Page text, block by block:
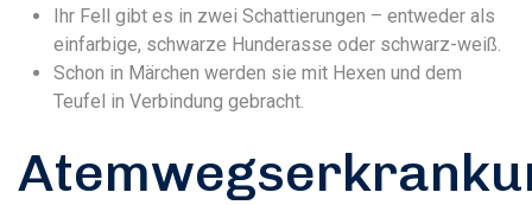
Ihr Fell gibt es in zwei Schattierungen – entweder als
einfarbige, schwarze Hunderasse oder schwarz-weiß.
Schon in Märchen werden sie mit Hexen und dem
Teufel in Verbindung gebracht.